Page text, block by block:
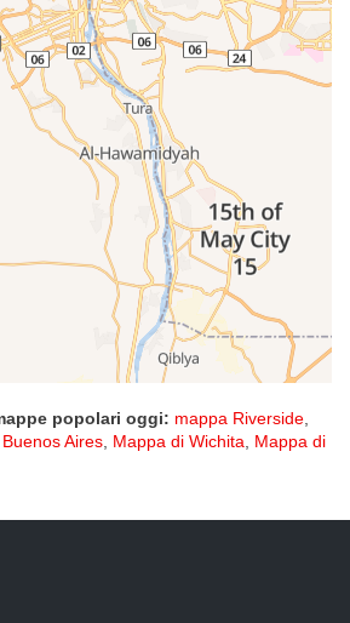
popolari oggi: mappa Riverside,
Aires, Mappa di Wichita, Mappa di